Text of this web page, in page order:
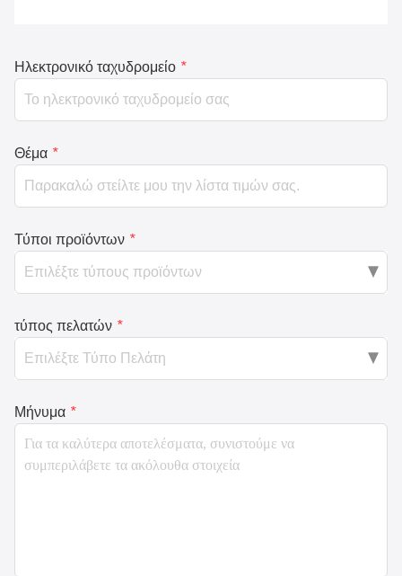
Ηλεκτρονικό ταχυδρομείο *
Θέμα *
Τύποι προϊόντων *
τύπος πελατών *
Μήνυμα *